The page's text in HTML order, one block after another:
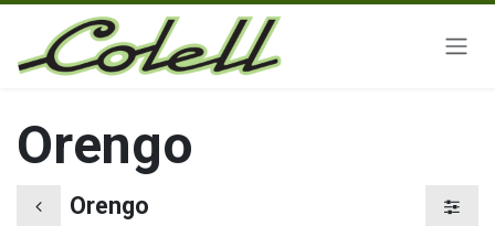
Ir al contenido
Orengo
Orengo